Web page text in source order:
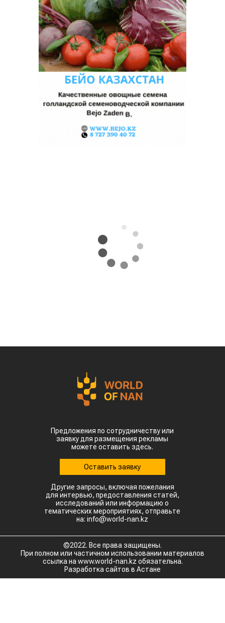
Предложения по сотрудничеству или
заявку для размещения рекламы
можете оставить здесь.
Оставить заявку
Другие запросы, включая пожелания
для интервью, предоставления статей,
исследований или информацию о
тематических мероприятиях, отправьте
на: info@world-nan.kz
©2022. Все права защищены.
При полном или частичном использовании материалов
ссылка на www.world-nan.kz обязательна.
Разработка сайтов в Астане